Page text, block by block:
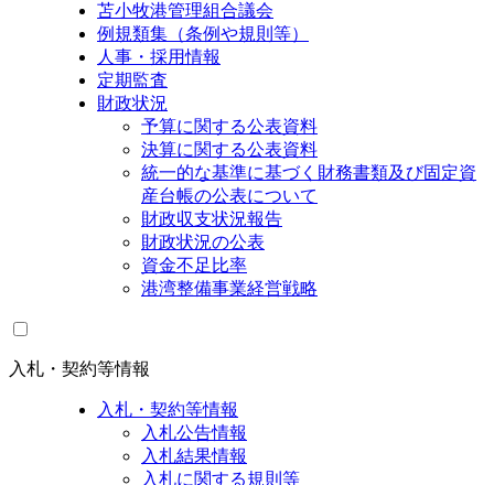
苫小牧港管理組合議会
例規類集（条例や規則等）
人事・採用情報
定期監査
財政状況
予算に関する公表資料
決算に関する公表資料
統一的な基準に基づく財務書類及び固定資
産台帳の公表について
財政収支状況報告
財政状況の公表
資金不足比率
港湾整備事業経営戦略
入札・契約等情報
入札・契約等情報
入札公告情報
入札結果情報
入札に関する規則等